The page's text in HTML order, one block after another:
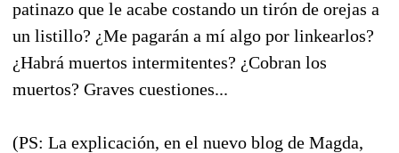
patinazo que le acabe costando un tirón de orejas a
un listillo? ¿Me pagarán a mí algo por linkearlos?
¿Habrá muertos intermitentes? ¿Cobran los
muertos? Graves cuestiones...
(PS: La explicación, en el nuevo blog de Magda,